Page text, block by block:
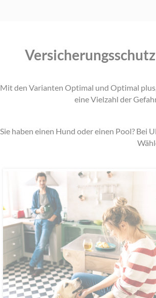
Mit den Varianten Optimal und Optimal
eine Vielzahl der
Sie haben einen Hund oder einen Pool? Bei